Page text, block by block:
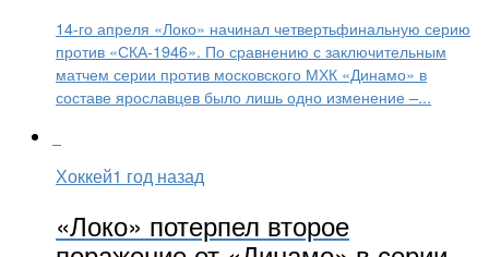
14-го апреля «Локо» начинал четвертьфинальную серию
против «СКА-1946». По сравнению с заключительным
матчем серии против московского МХК «Динамо» в
составе ярославцев было лишь одно изменение –...
Хоккей1 год назад
«Локо» потерпел второе